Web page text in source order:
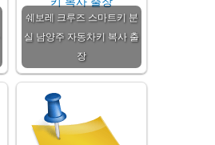
쉐보레 크루즈 스마트키 분
실 남양주 자동차키 복사 출
장